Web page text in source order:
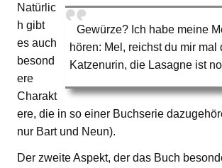
Gewürze? Ich habe meine
hören: Mel, reichst du mir mal
Katzenurin, die Lasagne ist
Natürlic
h gibt
es auch
besond
ere
Charakt
ere, die in so einer Buchserie
nur Bart und Neun).
Der zweite Aspekt, der das Buch